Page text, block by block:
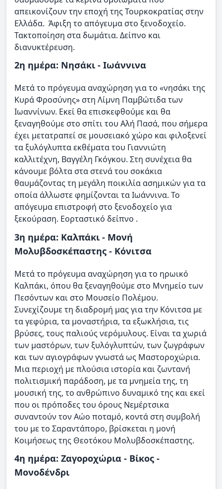
απεικονίζουν την εποχή της Τουρκοκρατίας στην
Ελλάδα. Άφιξη το απόγευμα στο ξενοδοχείο.
Τακτοποίηση στα δωμάτια. Δείπνο και
διανυκτέρευση.
2η ημέρα: Νησάκι - Ιωάννινα
Μετά το πρόγευμα αναχώρηση για το «νησάκι της
Κυρά Φροσύνης» στη Λίμνη Παμβώτιδα των
Ιωαννίνων. Εκεί θα επισκεφθούμε και θα
ξεναγηθούμε στο σπίτι του Αλή Πασά, που σήμερα
έχει μετατραπεί σε μουσειακό χώρο και φιλοξενεί
τα ξυλόγλυπτα εκθέματα του Γιαννιώτη
καλλιτέχνη, Βαγγέλη Γκόγκου. Στη συνέχεια θα
κάνουμε βόλτα στα στενά του σοκάκια
θαυμάζοντας τη μεγάλη ποικιλία ασημικών για τα
οποία άλλωστε φημίζονται τα Ιωάννινα. Το
απόγευμα επιστροφή στο ξενοδοχείο για
ξεκούραση. Εορταστικό δείπνο .
3η ημέρα: Καλπάκι - Μονή
Μολυβδοσκέπαστης - Κόνιτσα
Μετά το πρόγευμα αναχώρηση για το ηρωικό
Καλπάκι, όπου θα ξεναγηθούμε στο Μνημείο των
Πεσόντων και στο Μουσείο Πολέμου.
Συνεχίζουμε τη διαδρομή μας για την Κόνιτσα με
τα γεφύρια, τα μοναστήρια, τα εξωκλήσια, τις
βρύσες, τους παλιούς νερόμυλους. Είναι τα χωριά
των μαστόρων, των ξυλόγλυπτών, των ζωγράφων
και των αγιογράφων γνωστά ως Μαστοροχώρια.
Μια περιοχή με πλούσια ιστορία και ζωντανή
πολιτισμική παράδοση, με τα μνημεία της, τη
μουσική της, το ανθρώπινο δυναμικό της και εκεί
που οι πρόποδες του όρους Νεμέρτσικα
συναντούν τον Αώο ποταμό, κοντά στη συμβολή
του με το Σαραντάπορο, βρίσκεται η μονή
Κοιμήσεως της Θεοτόκου Μολυβδοσκέπαστης.
4η ημέρα: Ζαγοροχώρια - Βίκος -
Μονοδένδρι